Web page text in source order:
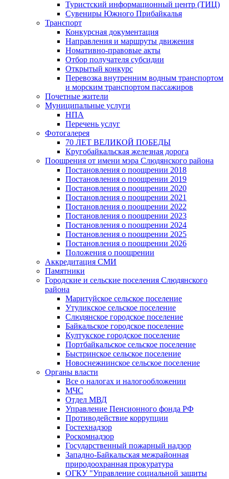
Туристский информационный центр (ТИЦ)
Сувениры Южного Прибайкалья
Транспорт
Конкурсная документация
Направления и маршруты движения
Номативно-правовые акты
Отбор получателя субсидии
Открытый конкурс
Перевозка внутренним водным транспортом
и морским транспортом пассажиров
Почетные жители
Муниципальные услуги
НПА
Перечень услуг
Фотогалерея
70 ЛЕТ ВЕЛИКОЙ ПОБЕДЫ
Кругобайкальская железная дорога
Поощрения от имени мэра Слюдянского района
Постановления о поощрении 2018
Постановления о поощрении 2019
Постановления о поощрении 2020
Постановления о поощрении 2021
Постановления о поощрении 2022
Постановления о поощрении 2023
Постановления о поощрении 2024
Постановления о поощрении 2025
Постановления о поощрении 2026
Положения о поощрении
Аккредитация СМИ
Памятники
Городские и сельские поселения Слюдянского
района
Маритуйское сельское поселение
Утуликское сельское поселение
Слюдянское городское поселение
Байкальское городское поселение
Култукское городское поселение
Портбайкальское сельское поселение
Быстринское сельское поселение
Новоснежнинское сельское поселение
Органы власти
Все о налогах и налогообложении
МЧС
Отдел МВД
Управление Пенсионного фонда РФ
Противодействие коррупции
Гостехнадзор
Роскомнадзор
Государственный пожарный надзор
Западно-Байкальская межрайонная
природоохранная прокуратура
ОГКУ "Управление социальной защиты